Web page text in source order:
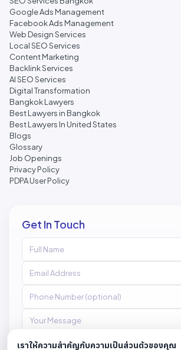
Google Ads Management
Facebook Ads Management
Web Design Services
Local SEO Services
Content Marketing
Backlink Services
AI SEO Services
Digital Transformation
Bangkok Lawyers
Best Lawyers in Bangkok
Best Lawyers In United States
Blogs
Glossary
Job Openings
Privacy Policy
PDPA User Policy
Get In Touch
เราให้ความสำคัญกับความเป็นส่วนตัวของคุณ